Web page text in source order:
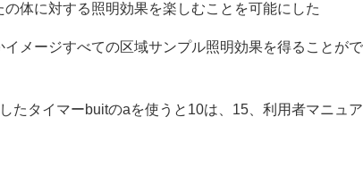
体に対する照明効果を楽しむことを可能にした
メージすべての区域サンプル照明効果を得ることがで
たタイマーbuitのaを使うと10は、15、利用者マニュ